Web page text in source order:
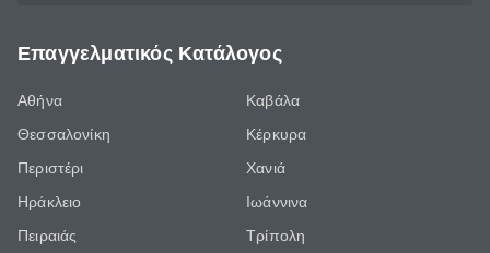
Επαγγελματικός Κατάλογος
Αθήνα
Θεσσαλονίκη
Περιστέρι
Ηράκλειο
Πειραιάς
Καβάλα
Κέρκυρα
Χανιά
Ιωάννινα
Τρίπολη